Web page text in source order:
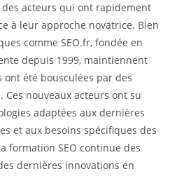
des acteurs qui ont rapidement
à leur approche novatrice. Bien
comme SEO.fr, fondée en
depuis 1999, maintiennent
été bousculées par des
nouveaux acteurs ont su
adaptées aux dernières
et aux besoins spécifiques des
formation SEO continue des
dernières innovations en